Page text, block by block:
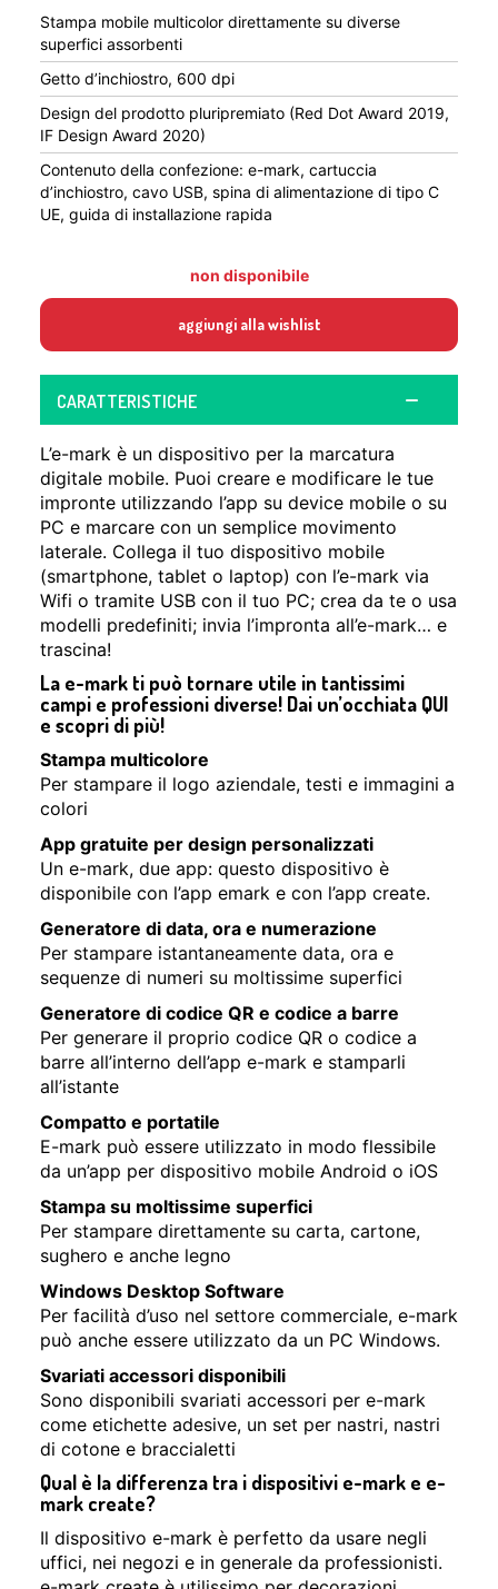
Stampa mobile multicolor direttamente su diverse
superfici assorbenti
Getto d’inchiostro, 600 dpi
Design del prodotto pluripremiato (Red Dot Award 2019,
IF Design Award 2020)
Contenuto della confezione: e-mark, cartuccia
d’inchiostro, cavo USB, spina di alimentazione di tipo C
UE, guida di installazione rapida
non disponibile
aggiungi alla wishlist
CARATTERISTICHE
L’e-mark è un dispositivo per la marcatura
digitale mobile. Puoi creare e modificare le tue
impronte utilizzando l’app su device mobile o su
PC e marcare con un semplice movimento
laterale. Collega il tuo dispositivo mobile
(smartphone, tablet o laptop) con l’e-mark via
Wifi o tramite USB con il tuo PC; crea da te o usa
modelli predefiniti; invia l’impronta all’e-mark… e
trascina!
La e-mark ti può tornare utile in tantissimi
campi e professioni diverse! Dai un’occhiata QUI
e scopri di più!
Stampa multicolore
Per stampare il logo aziendale, testi e immagini a
colori
App gratuite per design personalizzati
Un e-mark, due app: questo dispositivo è
disponibile con l’app emark e con l’app create.
Generatore di data, ora e numerazione
Per stampare istantaneamente data, ora e
sequenze di numeri su moltissime superfici
Generatore di codice QR e codice a barre
Per generare il proprio codice QR o codice a
barre all’interno dell’app e-mark e stamparli
all’istante
Compatto e portatile
E-mark può essere utilizzato in modo flessibile
da un’app per dispositivo mobile Android o iOS
Stampa su moltissime superfici
Per stampare direttamente su carta, cartone,
sughero e anche legno
Windows Desktop Software
Per facilità d’uso nel settore commerciale, e-mark
può anche essere utilizzato da un PC Windows.
Svariati accessori disponibili
Sono disponibili svariati accessori per e-mark
come etichette adesive, un set per nastri, nastri
di cotone e braccialetti
Qual è la differenza tra i dispositivi e-mark e e-
mark create?
Il dispositivo e-mark è perfetto da usare negli
uffici, nei negozi e in generale da professionisti.